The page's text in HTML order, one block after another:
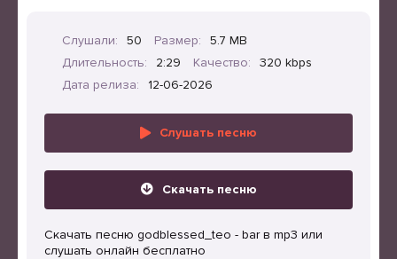
Слушали: 50 Размер:
5.7 MB
Длительность:
2:29 Качество:
320 kbps
Дата релиза:
12-06-2026
Слушать песню
Скачать песню
Скачать песню godblessed_teo - bar в mp3 или
слушать онлайн бесплатно